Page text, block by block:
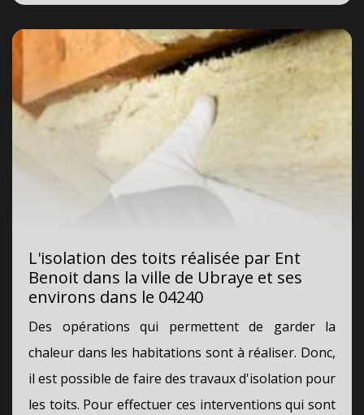
L'isolation des toits réalisée par Ent
Benoit dans la ville de Ubraye et ses
environs dans le 04240
Des opérations qui permettent de garder la
chaleur dans les habitations sont à réaliser. Donc,
il est possible de faire des travaux d'isolation pour
les toits. Pour effectuer ces interventions qui sont